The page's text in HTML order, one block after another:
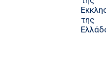
της